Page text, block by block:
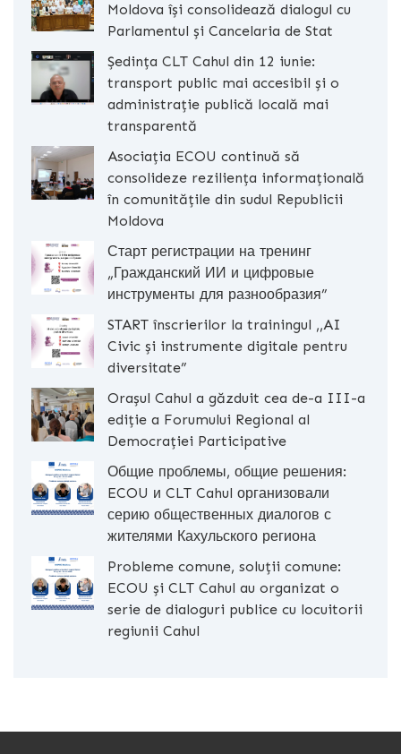
Moldova își consolidează dialogul cu
Parlamentul și Cancelaria de Stat
Ședința CLT Cahul din 12 iunie:
transport public mai accesibil și o
administrație publică locală mai
transparentă
Asociația ECOU continuă să
consolideze reziliența informațională
în comunitățile din sudul Republicii
Moldova
Старт регистрации на тренинг
„Гражданский ИИ и цифровые
инструменты для разнообразия”
START înscrierilor la trainingul ,,AI
Civic și instrumente digitale pentru
diversitate”
Orașul Cahul a găzduit cea de-a III-a
ediție a Forumului Regional al
Democrației Participative
Общие проблемы, общие решения:
ECOU и CLT Cahul организовали
серию общественных диалогов с
жителями Кахульского региона
Probleme comune, soluții comune:
ECOU și CLT Cahul au organizat o
serie de dialoguri publice cu locuitorii
regiunii Cahul